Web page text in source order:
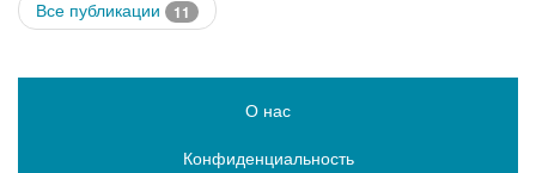
Все публикации 11
О нас
Конфиденциальность